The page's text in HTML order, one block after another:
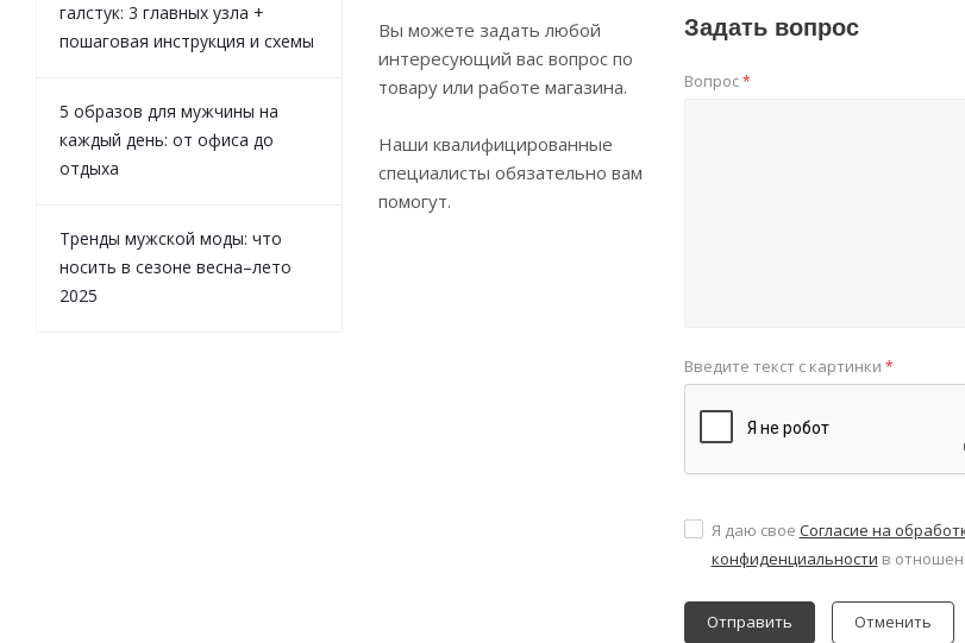
Вы можете задать любой
интересующий вас вопрос по
товару или работе магазина.
Наши квалифицированные
специалисты обязательно вам
помогут.
Задать вопрос
Вопрос*
Введите текст с картинки *
Я даю свое Согласие на
конфиденциальности в
Отменить
галстук: 3 главных узла +
пошаговая инструкция и схемы
5 образов для мужчины на
каждый день: от офиса до
отдыха
Тренды мужской моды: что
носить в сезоне весна–лето
2025